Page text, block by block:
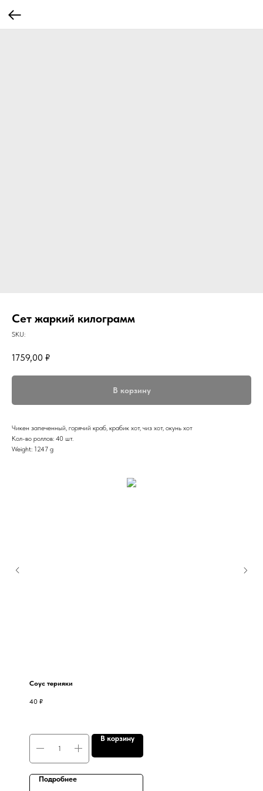
Сет жаркий килограмм
SKU:
1759,00 ₽
В корзину
Чикен запеченный, горячий краб, крабик хот, чиз хот, окунь хот
Кол-во роллов: 40 шт.
Weight: 1247 g
Соус терияки
40 ₽
В корзину
Подробнее